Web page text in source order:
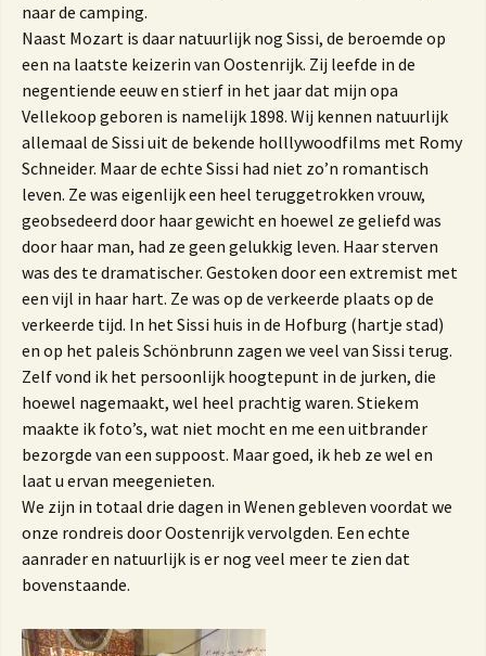
naar de camping.
Naast Mozart is daar natuurlijk nog Sissi, de beroemde op
een na laatste keizerin van Oostenrijk. Zij leefde in de
negentiende eeuw en stierf in het jaar dat mijn opa
Vellekoop geboren is namelijk 1898. Wij kennen natuurlijk
allemaal de Sissi uit de bekende holllywoodfilms met Romy
Schneider. Maar de echte Sissi had niet zo’n romantisch
leven. Ze was eigenlijk een heel teruggetrokken vrouw,
geobsedeerd door haar gewicht en hoewel ze geliefd was
door haar man, had ze geen gelukkig leven. Haar sterven
was des te dramatischer. Gestoken door een extremist met
een vijl in haar hart. Ze was op de verkeerde plaats op de
verkeerde tijd. In het Sissi huis in de Hofburg (hartje stad)
en op het paleis Schönbrunn zagen we veel van Sissi terug.
Zelf vond ik het persoonlijk hoogtepunt in de jurken, die
hoewel nagemaakt, wel heel prachtig waren. Stiekem
maakte ik foto’s, wat niet mocht en me een uitbrander
bezorgde van een suppoost. Maar goed, ik heb ze wel en
laat u ervan meegenieten.
We zijn in totaal drie dagen in Wenen gebleven voordat we
onze rondreis door Oostenrijk vervolgden. Een echte
aanrader en natuurlijk is er nog veel meer te zien dat
bovenstaande.